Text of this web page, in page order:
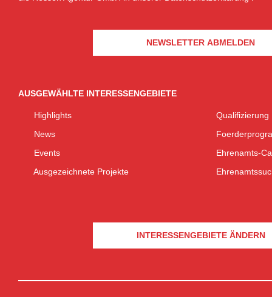
NEWSLETTER ABMELDEN
AUSGEWÄHLTE INTERESSENGEBIETE
Highlights
News
Events
Ausgezeichnete Projekte
Qualifizierung
Ehrenamts-
INTERESSENGEBIETE ÄNDERN